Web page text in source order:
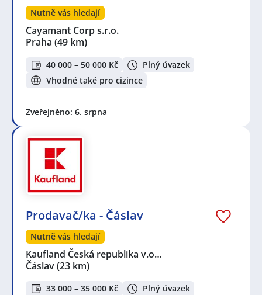
Nutně vás hledají
Cayamant Corp s.r.o.
Praha (49 km)
40 000 – 50 000 Kč
Plný úvazek
Vhodné také pro cizince
Zveřejněno: 6. srpna
Prodavač/ka - Čáslav
Nutně vás hledají
Kaufland Česká republika v.o…
Čáslav(23 km)
33 000 – 35 000 Kč Plný úvazek